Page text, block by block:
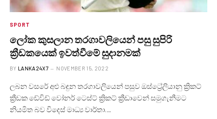
SPORT
ලෝක කුසලාන තරගාවලියෙන් පසු සුපිරි
ක්‍රීඩකයෙක් ඉවත්වීමේ සුදානමක්
BY LANKA24X7 NOVEMBER 15, 2022
ලබන වසරේ අළු බඳුන තරගාවලියෙන් පසුව ඔස්ට්‍රේලියානු ක්‍රිකට්
ක්‍රීඩක ඩේවිඩ් වෝනර් ටෙස්ට් ක්‍රිකට් ක්‍රීඩාවෙන් සමුගැනීමට
නියමිත බව විදෙස් මාධ්‍ය වාර්තා…